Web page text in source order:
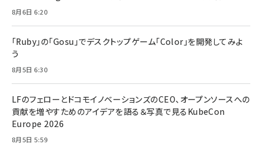
8月6日 6:20
「Ruby」の「Gosu」でデスクトップゲーム「Color」を開発してみよ
う
8月5日 6:30
LFのフェローとドコモイノベーションズのCEO、オープンソースへの
貢献を増やすためのアイデアを語る＆写真で見るKubeCon
Europe 2026
8月5日 5:59